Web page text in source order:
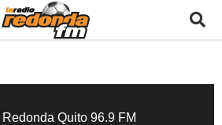
Quito 96.9 FM